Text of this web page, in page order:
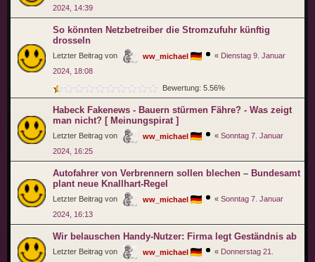
2024, 14:39
So könnten Netzbetreiber die Stromzufuhr künftig
drosseln
Letzter Beitrag von ww_michael « Dienstag 9. Januar
2024, 18:08
Bewertung: 5.56%
Habeck Fakenews - Bauern stürmen Fähre? - Was zeigt
man nicht? [ Meinungspirat ]
Letzter Beitrag von ww_michael « Sonntag 7. Januar
2024, 16:25
Autofahrer von Verbrennern sollen blechen – Bundesamt
plant neue Knallhart-Regel
Letzter Beitrag von ww_michael « Sonntag 7. Januar
2024, 16:13
Wir belauschen Handy-Nutzer: Firma legt Geständnis ab
Letzter Beitrag von ww_michael « Donnerstag 21.